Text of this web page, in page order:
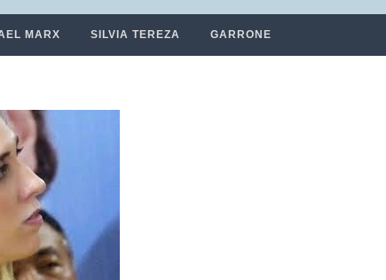
MARX SILVIA TEREZA GARRONE